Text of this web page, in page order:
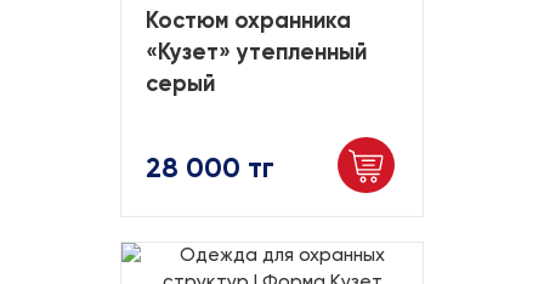
Костюм охранника
«Кузет» утепленный
серый
28 000 тг